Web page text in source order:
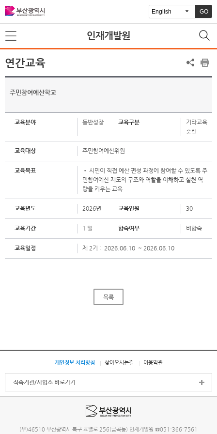
GO
인재개발원
연간교육
주민참여예산학교
교육분야 동반성장 교육구분
기타교육
훈련
교육대상 주민참여예산위원
교육목표
• 시민이 직접 예산 편성 과정에 참여할 수 있도록 주
민참여예산 제도의 구조와 역할을 이해하고 실천 역
량을 키우는 교육
교육년도 2026년 교육인원 30
교육기간 1 일 합숙여부 비합숙
교육일정 제 2기 : 2026.06.10 ~ 2026.06.10
목록
개인정보 처리방침 찾아오시는길 이용약관
직속기관/사업소 바로가기
(우)46510 부산광역시 북구 효열로 256(금곡동) 인재개발원 ☎051-366-7561